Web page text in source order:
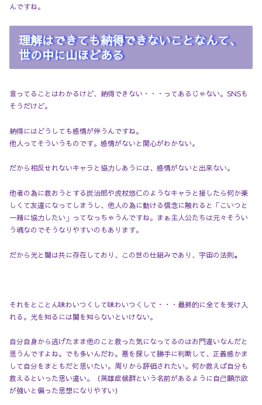
んですね。
理解はできても納得できないことなんて、
世の中に山ほどある
言ってることはわかるけど、納得できない・・・ってあるじゃない。SNSも
そうだけど。
納得にはどうしても感情が伴うんですね。
他人ってそういうものです。感情がないと関心がわかない。
だから相反せれないキャラと協力しあうには、感情がないと出来ない。
他者の為に救おうとする炭治郎や虎杖悠仁のようなキャラと接したら何か楽
しくて友達になってしまうし、他人の為に動ける信念に触れると「こいつと
一緒に協力したい」ってなっちゃうんですね。まぁ主人公たちは元々そうい
う魂なのでそうなりやすいのもあります。
だから光と闇は共に存在しており、この世の仕組みであり、宇宙の法則。
それをとことん味わいつくして味わいつくして・・・最終的に全てを受け入
れる。光を知るには闇を知らないといけない。
自分自身から逃げたまま他のこと救った気になってるのはお門違いなんだと
思うんですよね。でも多いんだわ。悪を探して勝手に判断して、正義感かま
して自分をまともだと思いたい。周りから評価されたい。何か救えば自分も
救えるといった思い違い。（英雄症候群という名前があるように自己顕示欲
が強いと偏った思想になりやすい）